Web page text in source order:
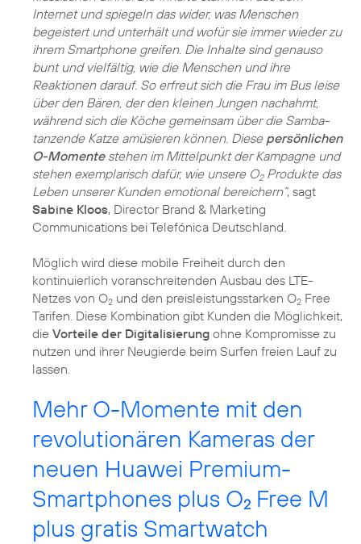
Internet und spiegeln das wider, was Menschen
begeistert und unterhält und wofür sie immer wieder zu
ihrem Smartphone greifen. Die Inhalte sind genauso
bunt und vielfältig, wie die Menschen und ihre
Reaktionen darauf. So erfreut sich die Frau im Bus leise
über den Bären, der den kleinen Jungen nachahmt,
während sich die Köche gemeinsam über die Samba-
tanzende Katze amüsieren können. Diese persönlichen
O-Momentestehen im Mittelpunkt der Kampagne und
stehen exemplarisch dafür, wie unsere O2Produkte das
Leben unserer Kunden emotional bereichern“, sagt
Sabine Kloos, Director Brand & Marketing
Communications bei Telefónica Deutschland.
Möglich wird diese mobile Freiheit durch den
kontinuierlich voranschreitenden Ausbau des LTE-
Netzes von O2 und den preisleistungsstarken O2 Free
Tarifen. Diese Kombination gibt Kunden die Möglichkeit,
die Vorteile der Digitalisierung ohne Kompromisse zu
nutzen und ihrer Neugierde beim Surfen freien Lauf zu
lassen.
Mehr O-Momente mit den
revolutionären Kameras der
neuen Huawei Premium-
Smartphones plus O2 Free M
plus gratis Smartwatch